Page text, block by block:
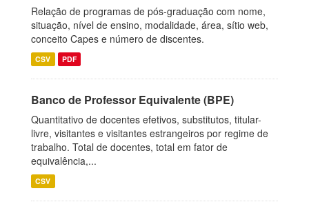
Relação de programas de pós-graduação com nome,
situação, nível de ensino, modalidade, área, sítio web,
conceito Capes e número de discentes.
CSV PDF
Banco de Professor Equivalente (BPE)
Quantitativo de docentes efetivos, substitutos, titular-
livre, visitantes e visitantes estrangeiros por regime de
trabalho. Total de docentes, total em fator de
equivalência,...
CSV